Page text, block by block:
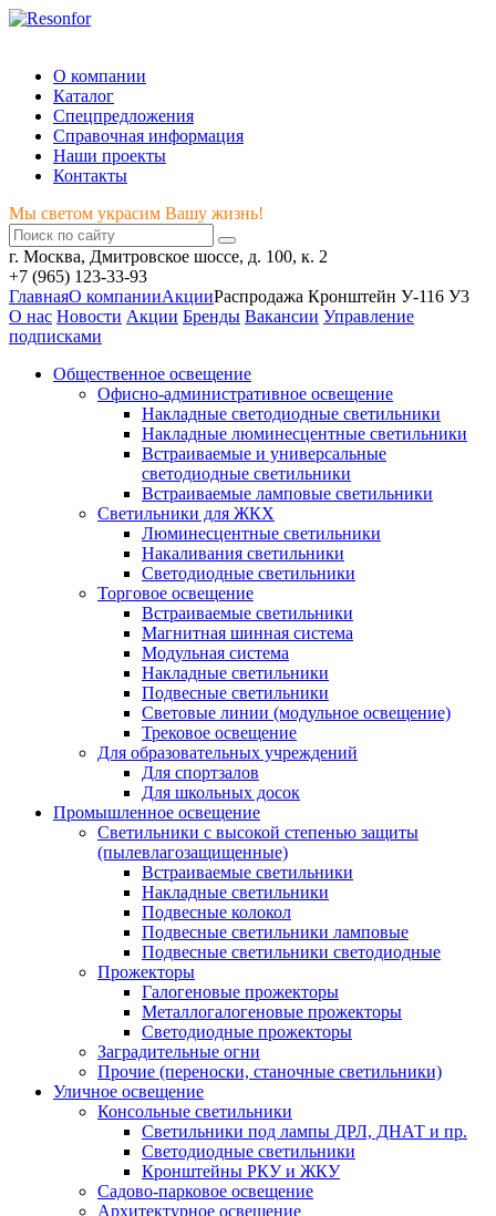
О компании
Каталог
Спецпредложения
Справочная информация
Наши проекты
Контакты
Мы светом украсим Вашу жизнь!
г. Москва, Дмитровское шоссе, д. 100, к. 2
+7 (965) 123-33-93
ГлавнаяО компанииАкцииРаспродажа Кронштейн У-116 У3
О нас Новости Акции Бренды Вакансии Управление
подписками
Общественное освещение
Офисно-административное освещение
Накладные светодиодные светильники
Накладные люминесцентные светильники
Встраиваемые и универсальные
светодиодные светильники
Встраиваемые ламповые светильники
Светильники для ЖКХ
Люминесцентные светильники
Накаливания светильники
Светодиодные светильники
Торговое освещение
Встраиваемые светильники
Магнитная шинная система
Модульная система
Накладные светильники
Подвесные светильники
Световые линии (модульное освещение)
Трековое освещение
Для образовательных учреждений
Для спортзалов
Для школьных досок
Промышленное освещение
Светильники с высокой степенью защиты
(пылевлагозащищенные)
Встраиваемые светильники
Накладные светильники
Подвесные колокол
Подвесные светильники ламповые
Подвесные светильники светодиодные
Прожекторы
Галогеновые прожекторы
Металлогалогеновые прожекторы
Светодиодные прожекторы
Заградительные огни
Прочие (переноски, станочные светильники)
Уличное освещение
Консольные светильники
Cветильники под лампы ДРЛ, ДНАТ и пр.
Cветодиодные светильники
Кронштейны РКУ и ЖКУ
Садово-парковое освещение
Архитектурное освещение